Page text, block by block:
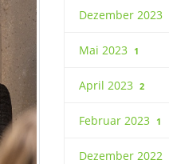
Dezember 2023
Mai 2023 1
April 2023 2
Februar 2023 1
Dezember 2022